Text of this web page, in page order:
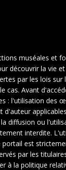
muséales et
découvrir la vie
par les lois sur
cas. Avant
: l'utilisation des
diffusion ou
interdite.
est
par les
à la politique